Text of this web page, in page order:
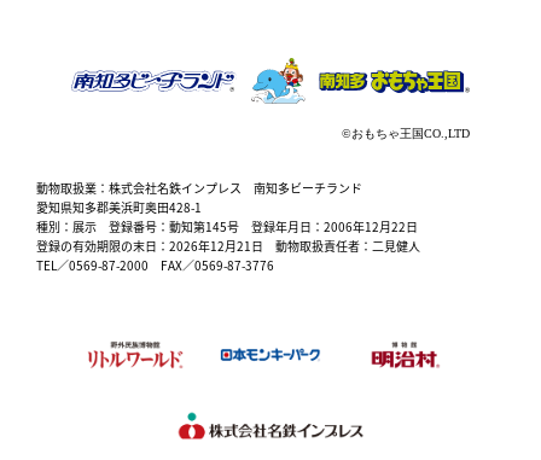
動物取扱業：株式会社名鉄インプレス 南知多ビーチランド
愛知県知多郡美浜町奥田428-1
種別：展示 登録番号：動知第145号 登録年月日：2006年12月22日
登録の有効期限の末日：2026年12月21日 動物取扱責任者：二見健人
TEL／0569-87-2000 FAX／0569-87-3776